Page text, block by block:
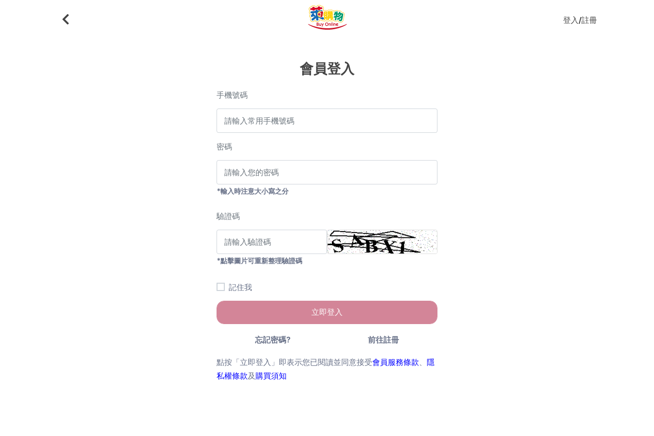
登入/註冊
會員登入
手機號碼
密碼
*輸入時注意大小寫之分
驗證碼
*點擊圖片可重新整理驗證碼
記住我
立即登入
忘記密碼? 前往註冊
點按「立即登入」即表示您已閱讀並同意接受會員服務條款 、隱
私權條款及購買須知